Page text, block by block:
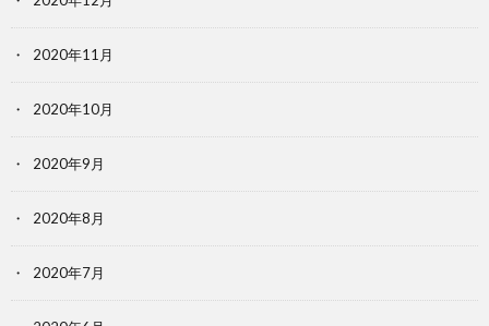
2020年11月
2020年10月
2020年9月
2020年8月
2020年7月